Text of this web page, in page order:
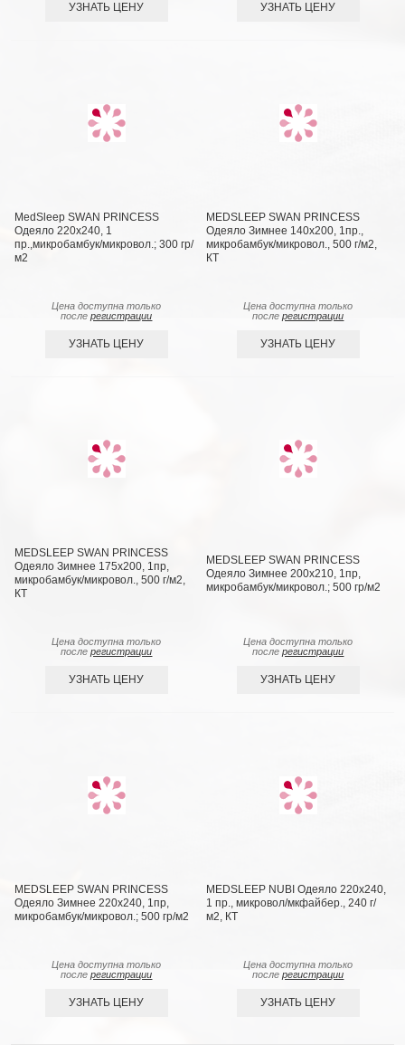
УЗНАТЬ ЦЕНУ УЗНАТЬ ЦЕНУ
MedSleep SWAN PRINCESS
Одеяло 220х240, 1
пр.,микробамбук/микровол.; 300 гр/
м2
Цена доступна только
послерегистрации
УЗНАТЬ ЦЕНУ
MEDSLEEP SWAN PRINCESS
Одеяло Зимнее 140х200, 1пр.,
микробамбук/микровол., 500 г/м2,
КТ
Цена доступна только
послерегистрации
УЗНАТЬ ЦЕНУ
MEDSLEEP SWAN PRINCESS
Одеяло Зимнее 175х200, 1пр,
микробамбук/микровол., 500 г/м2,
КТ
Цена доступна только
послерегистрации
УЗНАТЬ ЦЕНУ
MEDSLEEP SWAN PRINCESS
Одеяло Зимнее 200х210, 1пр,
микробамбук/микровол.; 500 гр/м2
Цена доступна только
послерегистрации
УЗНАТЬ ЦЕНУ
MEDSLEEP SWAN PRINCESS
Одеяло Зимнее 220х240, 1пр,
микробамбук/микровол.; 500 гр/м2
Цена доступна только
послерегистрации
УЗНАТЬ ЦЕНУ
MEDSLEEP NUBI Одеяло 220х240,
1 пр., микровол/мкфайбер., 240 г/
м2, КТ
Цена доступна только
послерегистрации
УЗНАТЬ ЦЕНУ